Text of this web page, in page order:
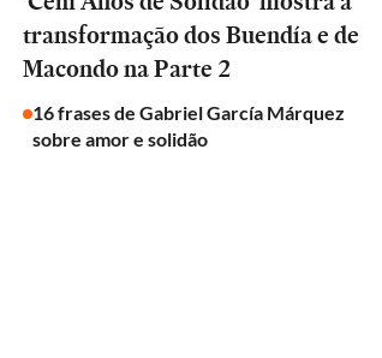
transformação dos Buendía e de
Macondo na Parte 2
16 frases de Gabriel García Márquez
sobre amor e solidão